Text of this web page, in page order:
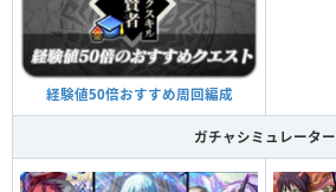
経験値50倍おすすめ周回編成
ガチャシミュレーター